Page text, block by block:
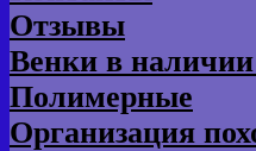
Отзывы
Венки в наличии
Полимерные
Организация